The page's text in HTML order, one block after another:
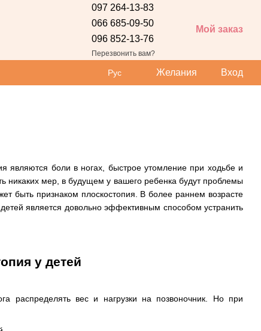
097 264-13-83
066 685-09-50
096 852-13-76
Перезвонить вам?
Мой заказ
Рус Желания Вход
являются боли в ногах, быстрое утомление при ходьбе и
никаких мер, в будущем у вашего ребенка будут проблемы
быть признаком плоскостопия. В более раннем возрасте
является довольно эффективным способом устранить
у детей
распределять вес и нагрузки на позвоночник. Но при